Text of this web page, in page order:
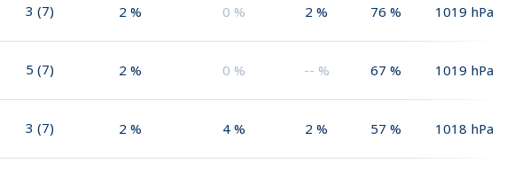
3 (7) 2 % 0 % 2 % 76 % 1019 hPa
5 (7) 2 % 0 % -- % 67 % 1019 hPa
3 (7) 2 % 4 % 2 % 57 % 1018 hPa